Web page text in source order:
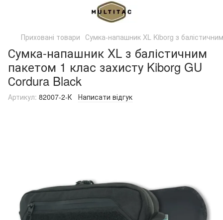
Приховані товари Сумка-напашник XL Kiborg з
Сумка-напашник XL з балістичним
пакетом 1 клас захисту Kiborg GU
Сordura Black
Артикул: 82007-2-К Написати відгук